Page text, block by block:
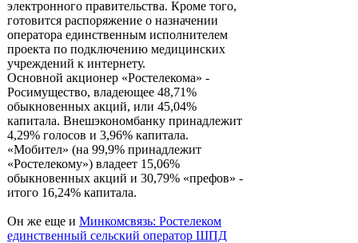
электронного правительства. Кроме того,
готовится распоряжение о назначении
оператора единственным исполнителем
проекта по подключению медицинских
учреждений к интернету.
Основной акционер «Ростелекома» -
Росимущество, владеющее 48,71%
обыкновенных акций, или 45,04%
капитала. Внешэкономбанку принадлежит
4,29% голосов и 3,96% капитала.
«Мобител» (на 99,9% принадлежит
«Ростелекому») владеет 15,06%
обыкновенных акций и 30,79% «префов» -
итого 16,24% капитала.
Он же еще и Минкомсвязь: Ростелеком
единственный сельский оператор ШПД